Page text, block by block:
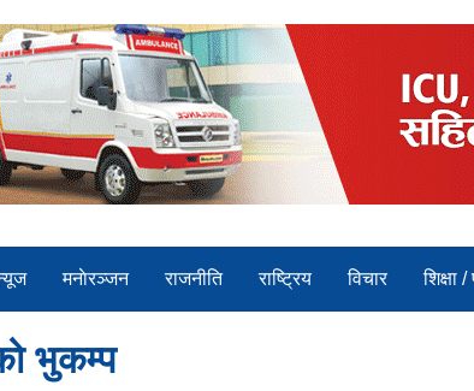
मनाेरञ्जन राजनीति राष्ट्रिय विचार शिक्षा /
भुकम्प